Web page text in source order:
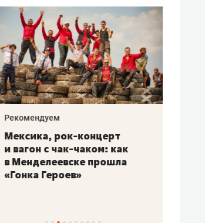
Рекомендуем
Мексика, рок-концерт
и вагон с чак-чаком: как
в Менделеевске прошла
«Гонка Героев»